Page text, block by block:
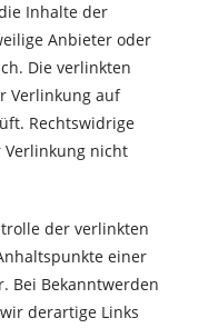
Inhalte der
Anbieter oder
Die verlinkten
Verlinkung auf
Rechtswidrige
nicht
der verlinkten
einer
Bei Bekanntwerden
derartige Links